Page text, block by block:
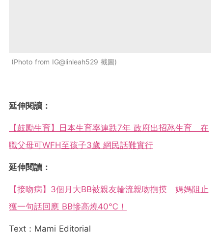
Photo from IG@linleah529 截圖
延伸閱讀：
【鼓勵生育】日本生育率連跌7年 政府出招氹生育 在
職父母可WFH至孩子3歲 網民話難實行
延伸閱讀：
【接吻病】3個月大BB被親友輪流親吻撫摸 媽媽阻止
獲一句話回應 BB慘高燒40℃！
Text：Mami Editorial